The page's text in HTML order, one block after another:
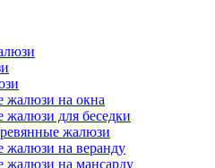
жалюзи на окна
жалюзи для беседки
жалюзи
жалюзи на веранду
жалюзи на мансарду